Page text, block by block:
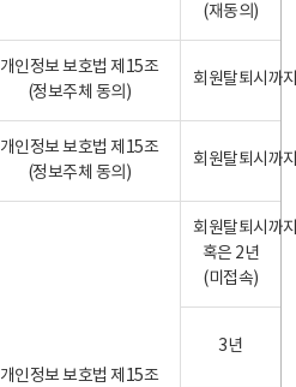
(재동의)
개인정보 보호법 제15조
(정보주체 동의)
회원탈퇴시까
개인정보 보호법 제15조
(정보주체 동의)
회원탈퇴시까
개인정보 보호법 제15조
회원탈퇴시까
혹은 2년
(미접속)
3년